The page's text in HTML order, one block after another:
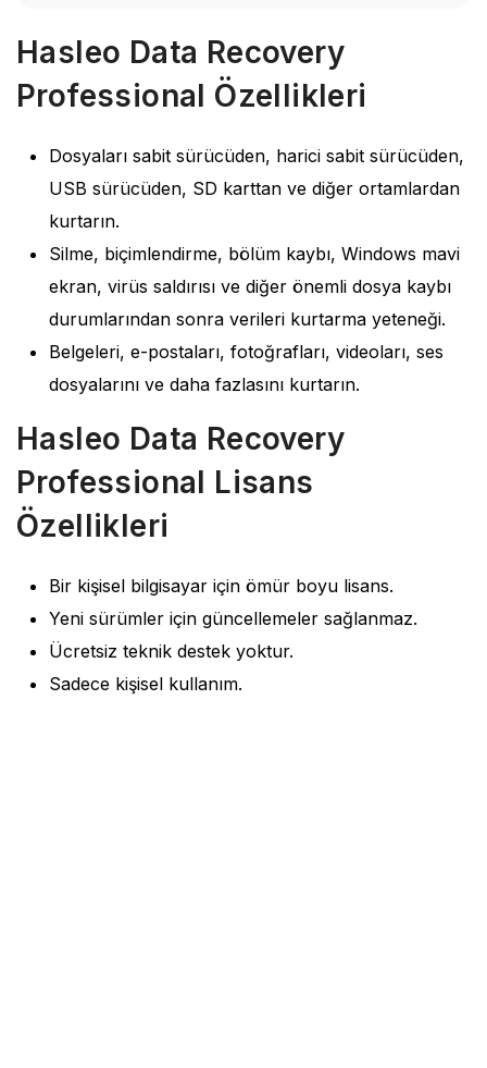
Hasleo Data Recovery
Professional Özellikleri
Dosyaları sabit sürücüden, harici sabit sürücüden,
USB sürücüden, SD karttan ve diğer ortamlardan
kurtarın.
Silme, biçimlendirme, bölüm kaybı, Windows mavi
ekran, virüs saldırısı ve diğer önemli dosya kaybı
durumlarından sonra verileri kurtarma yeteneği.
Belgeleri, e-postaları, fotoğrafları, videoları, ses
dosyalarını ve daha fazlasını kurtarın.
Hasleo Data Recovery
Professional Lisans
Özellikleri
Bir kişisel bilgisayar için ömür boyu lisans.
Yeni sürümler için güncellemeler sağlanmaz.
Ücretsiz teknik destek yoktur.
Sadece kişisel kullanım.